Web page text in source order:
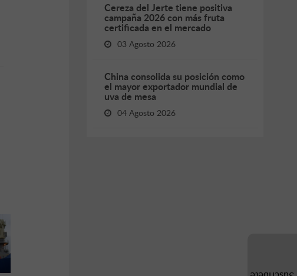
Cereza del Jerte tiene positiva
campaña 2026 con más fruta
certificada en el mercado
03 Agosto 2026
China consolida su posición como
el mayor exportador mundial de
uva de mesa
04 Agosto 2026